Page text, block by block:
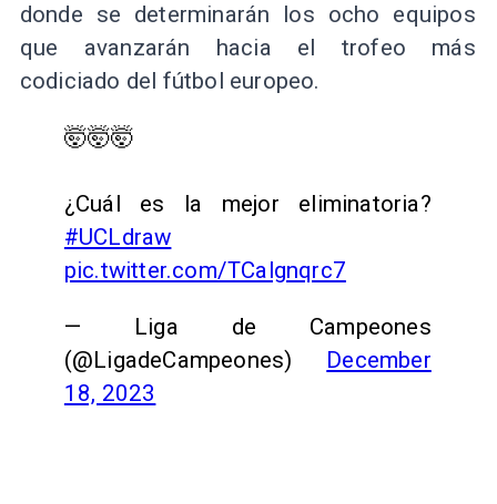
donde se determinarán los ocho equipos
que avanzarán hacia el trofeo más
codiciado del fútbol europeo.
🤯🤯🤯
¿Cuál es la mejor eliminatoria?
#UCLdraw
pic.twitter.com/TCalgnqrc7
— Liga de Campeones
(@LigadeCampeones) December
18, 2023